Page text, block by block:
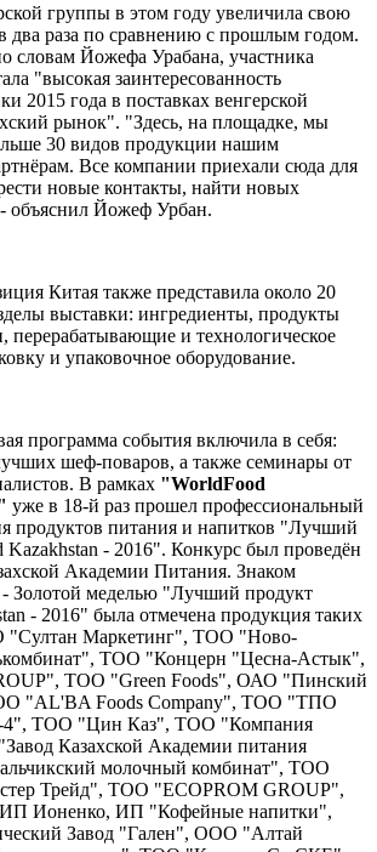
группы в этом году увеличила свою
два раза по сравнению с прошлым годом.
словам Йожефа Урабана, участника
"высокая заинтересованность
2015 года в поставках венгерской
рынок". "Здесь, на площадке, мы
30 видов продукции нашим
Все компании приехали сюда для
новые контакты, найти новых
объяснил Йожеф Урбан.
Китая также представила около 20
выставки: ингредиенты, продукты
перерабатывающие и технологическое
и упаковочное оборудование.
программа события включила в себя:
шеф-поваров, а также семинары от
В рамках "WorldFood
уже в 18-й раз прошел профессиональный
продуктов питания и напитков "Лучший
Kazakhstan - 2016". Конкурс был проведён
Академии Питания. Знаком
- Золотой меделью "Лучший продукт
- 2016" была отмечена продукция таких
"Султан Маркетинг", ТОО "Ново-
ТОО "Концерн "Цесна-Астык",
TOO "Green Foods", ОАО "Пинский
"АL'BA Foods Company", ТОО "ТПО
ТОО "Цин Каз", ТОО "Компания
Казахской Академии питания
молочный комбинат", ТОО
Трейд", ТОО "ECOPROM GROUP",
Ионенко, ИП "Кофейные напитки",
Завод "Гален", ООО "Алтай